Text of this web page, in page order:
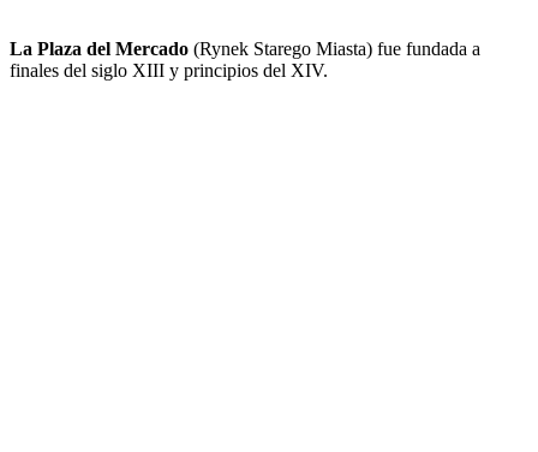
La Plaza del Mercado (Rynek Starego Miasta) fue fundada a
finales del siglo XIII y principios del XIV.